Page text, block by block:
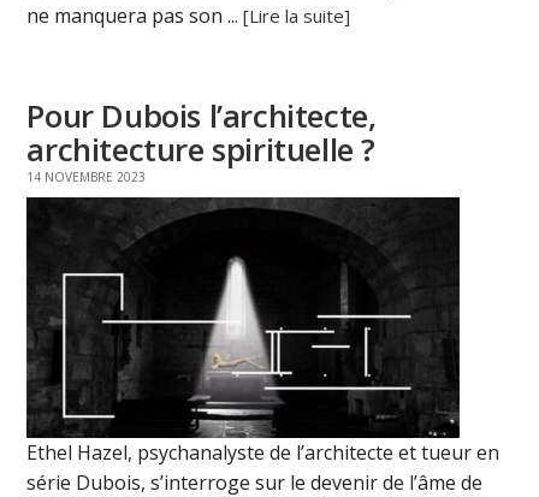
ne manquera pas son ...[Lire la suite]
Pour Dubois l’architecte,
architecture spirituelle ?
14 NOVEMBRE 2023
Ethel Hazel, psychanalyste de l’architecte et tueur en
série Dubois, s’interroge sur le devenir de l’âme de